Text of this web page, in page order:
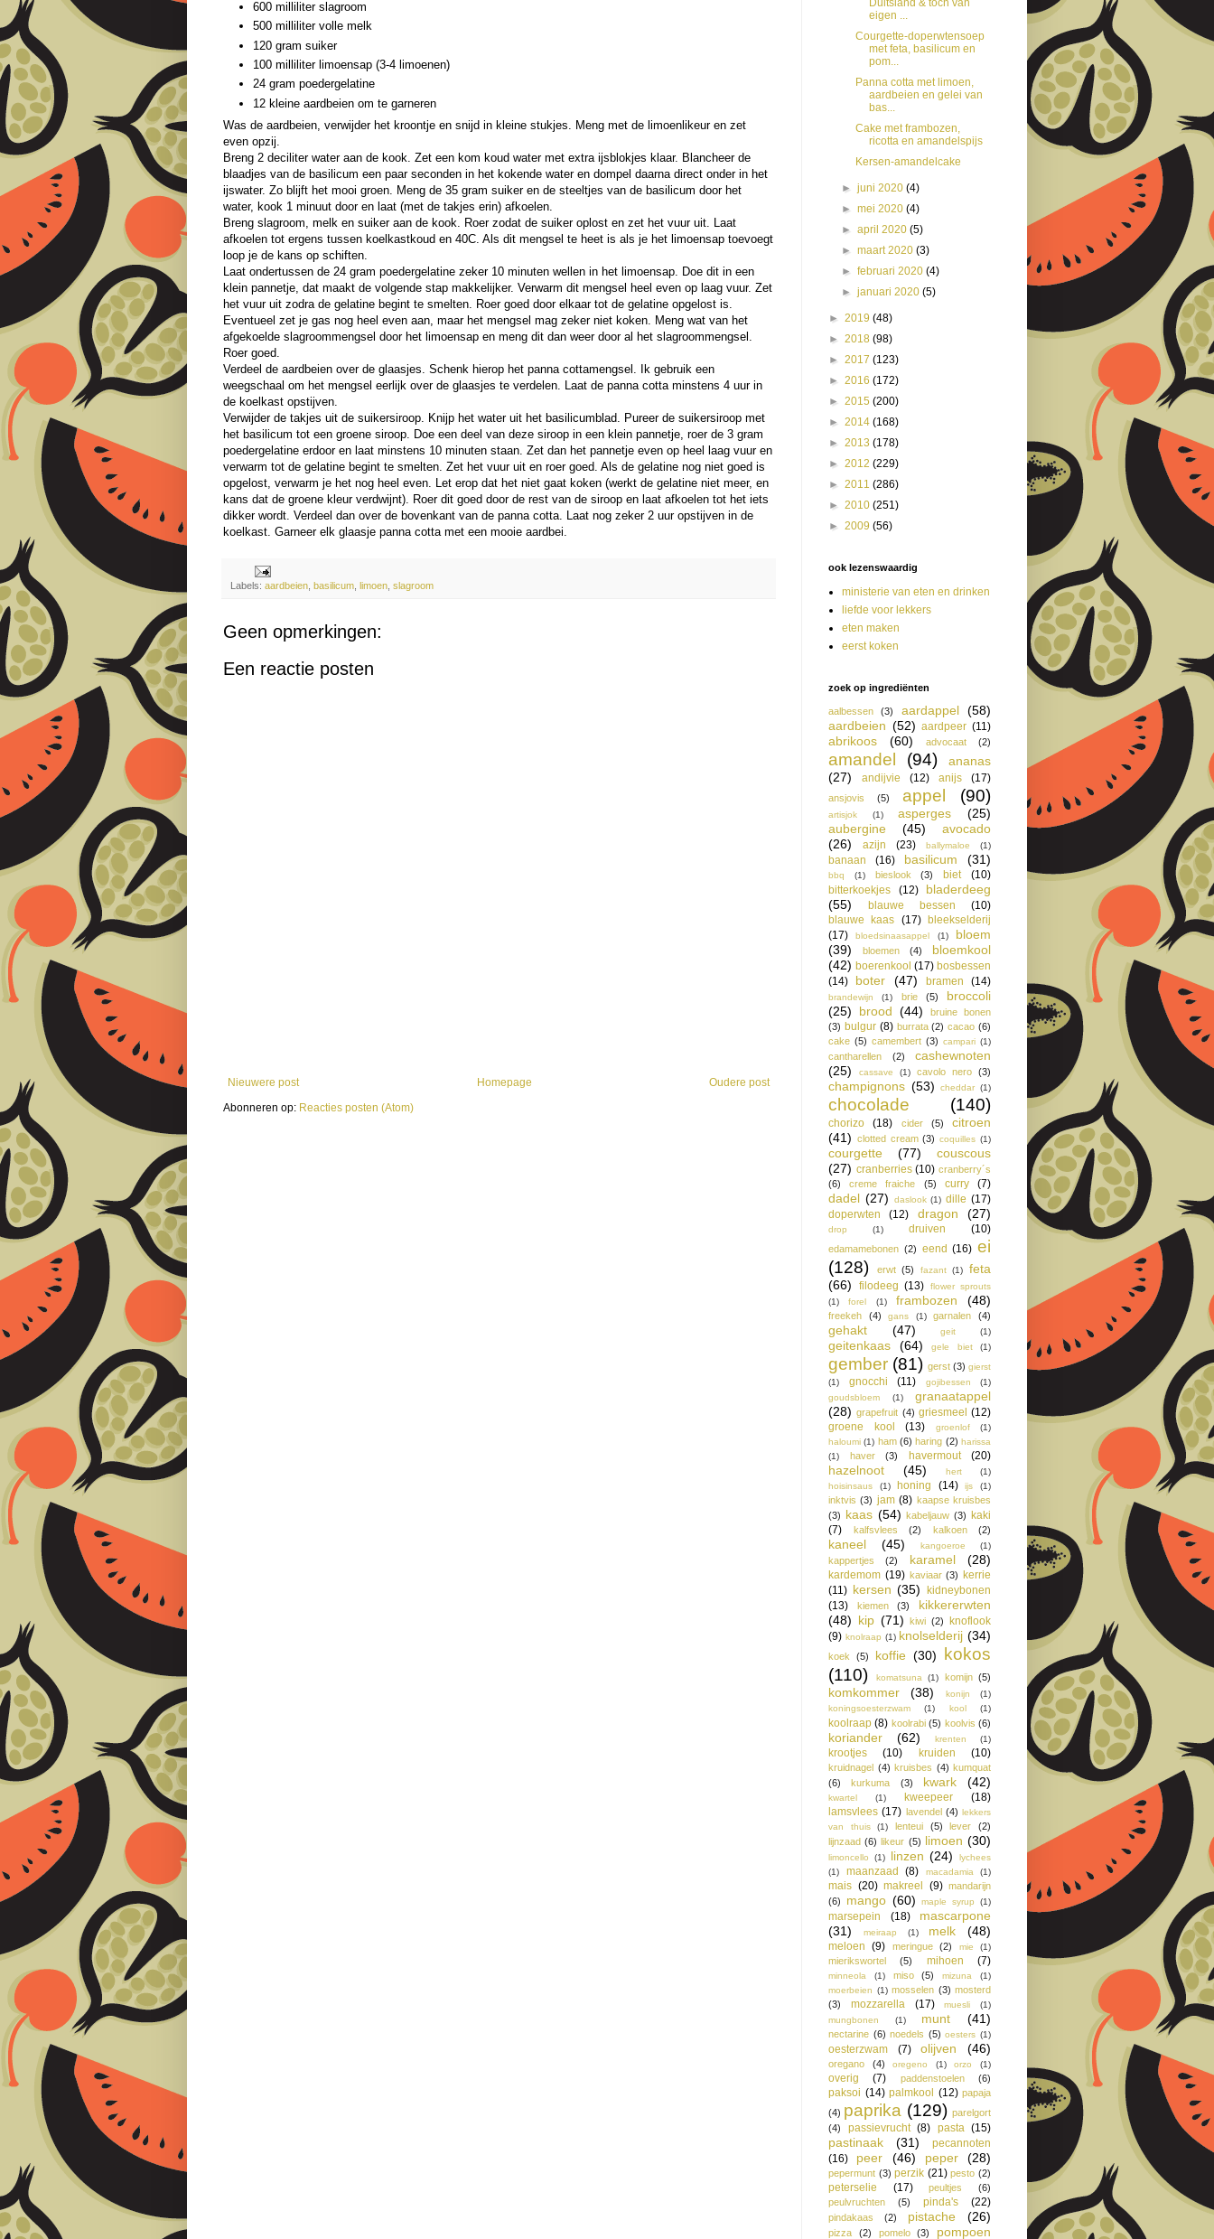
600 milliliter slagroom
500 milliliter volle melk
120 gram suiker
100 milliliter limoensap (3-4 limoenen)
24 gram poedergelatine
12 kleine aardbeien om te garneren
Was de aardbeien, verwijder het kroontje en snijd in kleine stukjes. Meng met de limoenlikeur en zet
even opzij.
Breng 2 deciliter water aan de kook. Zet een kom koud water met extra ijsblokjes klaar. Blancheer de
blaadjes van de basilicum een paar seconden in het kokende water en dompel daarna direct onder in het
ijswater. Zo blijft het mooi groen. Meng de 35 gram suiker en de steeltjes van de basilicum door het
water, kook 1 minuut door en laat (met de takjes erin) afkoelen.
Breng slagroom, melk en suiker aan de kook. Roer zodat de suiker oplost en zet het vuur uit. Laat
afkoelen tot ergens tussen koelkastkoud en 40C. Als dit mengsel te heet is als je het limoensap toevoegt
loop je de kans op schiften.
Laat ondertussen de 24 gram poedergelatine zeker 10 minuten wellen in het limoensap. Doe dit in een
klein pannetje, dat maakt de volgende stap makkelijker. Verwarm dit mengsel heel even op laag vuur. Zet
het vuur uit zodra de gelatine begint te smelten. Roer goed door elkaar tot de gelatine opgelost is.
Eventueel zet je gas nog heel even aan, maar het mengsel mag zeker niet koken. Meng wat van het
afgekoelde slagroommengsel door het limoensap en meng dit dan weer door al het slagroommengsel.
Roer goed.
Verdeel de aardbeien over de glaasjes. Schenk hierop het panna cottamengsel. Ik gebruik een
weegschaal om het mengsel eerlijk over de glaasjes te verdelen. Laat de panna cotta minstens 4 uur in
de koelkast opstijven.
Verwijder de takjes uit de suikersiroop. Knijp het water uit het basilicumblad. Pureer de suikersiroop met
het basilicum tot een groene siroop. Doe een deel van deze siroop in een klein pannetje, roer de 3 gram
poedergelatine erdoor en laat minstens 10 minuten staan. Zet dan het pannetje even op heel laag vuur en
verwarm tot de gelatine begint te smelten. Zet het vuur uit en roer goed. Als de gelatine nog niet goed is
opgelost, verwarm je het nog heel even. Let erop dat het niet gaat koken (werkt de gelatine niet meer, en
kans dat de groene kleur verdwijnt). Roer dit goed door de rest van de siroop en laat afkoelen tot het iets
dikker wordt. Verdeel dan over de bovenkant van de panna cotta. Laat nog zeker 2 uur opstijven in de
koelkast. Garneer elk glaasje panna cotta met een mooie aardbei.
Labels: aardbeien basilicum limoen slagroom
Geen opmerkingen:
Een reactie posten
Nieuwere post Oudere post
Homepage
Abonneren op: Reacties posten (Atom)
eigen ...
Courgette-doperwtensoep
met feta, basilicum en
pom...
Panna cotta met limoen,
aardbeien en gelei van
bas...
Cake met frambozen,
ricotta en amandelspijs
Kersen-amandelcake
►juni 2020(4)
►mei 2020(4)
►april 2020(5)
►maart 2020(3)
►februari 2020(4)
►januari 2020(5)
► 2019 (48)
► 2018 (98)
► 2017 (123)
► 2016 (172)
► 2015 (200)
► 2014 (168)
► 2013 (178)
► 2012 (229)
► 2011 (286)
► 2010 (251)
► 2009 (56)
ook lezenswaardig
ministerie van eten en drinken
liefde voor lekkers
eten maken
eerst koken
zoek op ingrediënten
aalbessen (3) aardappel (58)
aardbeien (52) aardpeer (11)
abrikoos (60) advocaat (2)
amandel (94)
ananas
(27)
andijvie (12) anijs (17)
ansjovis (5) appel (90)
artisjok (1) asperges
(25)
aubergine
(45)
avocado
(26)
azijn (23) ballymaloe (1)
banaan (16) basilicum (31)
bbq (1) bieslook (3) biet
(10)
bitterkoekjes
(12)
bladerdeeg
(55)
blauwe bessen
(10)
blauwe kaas (17) bleekselderij
(17)
bloedsinaasappel (1)
bloem
(39)
bloemen (4)
bloemkool
(42) boerenkool (17) bosbessen
(14)
boter (47) bramen (14)
brandewijn (1) brie (5)
broccoli
(25)
brood (44)
bruine bonen
(3) bulgur (8) burrata (2) cacao (6)
cake (5) camembert (3) campari (1)
cantharellen (2)
cashewnoten
(25)
cassave (1) cavolo nero (3)
champignons (53) cheddar (1)
chocolade (140)
chorizo (18) cider (5)
citroen
(41) clotted cream (3) coquilles (1)
courgette (77)
couscous
(27) cranberries (10) cranberry´s
(6)
creme fraiche (5) curry (7)
dadel (27) daslook (1) dille (17)
doperwten
(12) dragon (27)
drop (1) druiven (10)
edamamebonen (2) eend (16) ei
(128)
erwt (5) fazant (1)
feta
(66)
filodeeg (13)
flower sprouts
(1)
forel (1) frambozen (48)
freekeh (4) gans (1) garnalen (4)
gehakt (47) geit (1)
geitenkaas (64) gele biet (1)
gember (81) gerst (3) gierst
(1)
gnocchi (11) gojibessen
(1)
goudsbloem
(1)
granaatappel
(28) grapefruit (4) griesmeel (12)
groene kool
(13) groenlof
(1)
haloumi (1) ham (6) haring (2) harissa
(1)
haver (3) havermout (20)
hazelnoot (45) hert
(1)
hoisinsaus
(1) honing (14) ijs (1)
inktvis (3) jam (8) kaapse kruisbes
(3) kaas (54) kabeljauw (3) kaki
(7)
kalfsvlees (2) kalkoen (2)
kaneel (45) kangoeroe (1)
kappertjes (2) karamel (28)
kardemom (19) kaviaar (3) kerrie
(11) kersen (35) kidneybonen
(13)
kiemen (3)
kikkererwten
(48) kip (71) kiwi (2) knoflook
(9) knolraap (1) knolselderij (34)
koek (5) koffie (30)
kokos
(110)
komatsuna (1) komijn (5)
komkommer (38) konijn
(1)
koningsoesterzwam
(1) kool (1)
koolraap (8) koolrabi (5) koolvis (6)
koriander (62) krenten (1)
krootjes (10) kruiden (10)
kruidnagel (4) kruisbes (4) kumquat
(6)
kurkuma (3) kwark (42)
kwartel (1) kweepeer
(18)
lamsvlees (17) lavendel (4) lekkers
van thuis
(1) lenteui (5) lever
(2)
lijnzaad (6) likeur (5) limoen (30)
limoncello (1) linzen (24)
lychees
(1)
maanzaad (8) macadamia (1)
mais (20) makreel (9) mandarijn
(6)
mango (60) maple syrup (1)
marsepein (18)
mascarpone
(31)
meiraap (1) melk (48)
meloen (9) meringue (2) mie (1)
mierikswortel (5) mihoen (7)
minneola (1) miso (5) mizuna
(1)
moerbeien (1) mosselen (3) mosterd
(3)
mozzarella (17) muesli
(1)
mungbonen
(1) munt (41)
nectarine (6) noedels (5) oesters (1)
oesterzwam (7) olijven (46)
oregano (4) oregeno (1) orzo (1)
overig (7) paddenstoelen (6)
paksoi (14) palmkool (12) papaja
(4) paprika (129) parelgort
(4)
passievrucht (8) pasta (15)
pastinaak (31)
pecannoten
(16)
peer (46) peper (28)
pepermunt (3) perzik (21) pesto (2)
peterselie (17) peultjes
(6)
peulvruchten
(5) pinda's (22)
pindakaas (2) pistache (26)
pizza (2) pomelo (3) pompoen